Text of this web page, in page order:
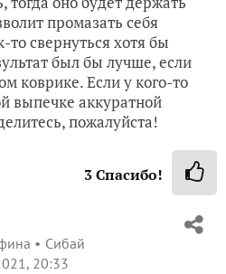
промазать себя
свернуться хотя бы
был бы лучше, если
коврике. Если у кого-то
выпечке аккуратной
пожалуйста!
3Спасибо!
Сибай
20:33